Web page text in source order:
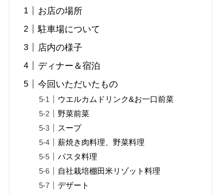
お店の場所
駐車場について
店内の様子
ディナー＆宿泊
今回いただいたもの
ウエルカムドリンク&お一口前菜
野菜前菜
スープ
薪焼き肉料理、野菜料理
パスタ料理
自社栽培棚田米リゾット料理
デザート